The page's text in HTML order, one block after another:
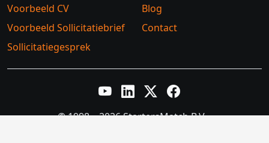
Voorbeeld CV
Voorbeeld Sollicitatiebrief
Sollicitatiegesprek
Blog
Contact
YouTubeLinkedInTwitter XFacebook
© 1998 – 2026 StartersMatch B.V.